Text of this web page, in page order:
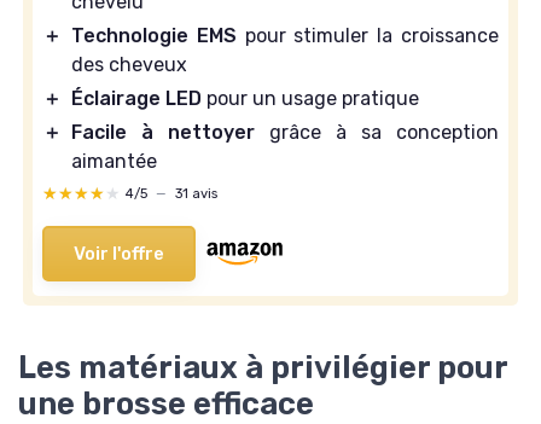
＋
Technologie EMS pour stimuler la croissance
des cheveux
＋
Éclairage LED pour un usage pratique
＋
Facile à nettoyer grâce à sa conception
aimantée
★★★★★
★★★★★ 4/5 — 31 avis
Voir l'offre
Les matériaux à privilégier pour
une brosse efficace